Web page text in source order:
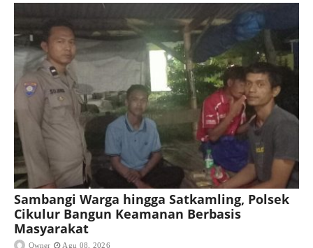
Sambangi Warga hingga Satkamling, Polsek
Cikulur Bangun Keamanan Berbasis
Masyarakat
Owner Agu 08, 2026